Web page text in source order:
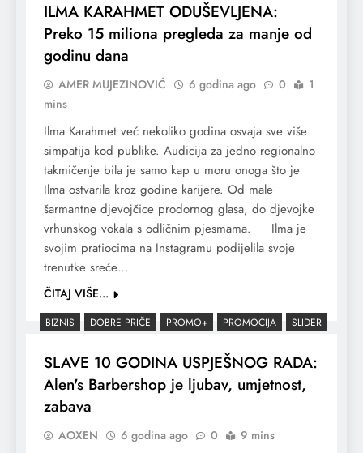
ILMA KARAHMET ODUŠEVLJENA:
Preko 15 miliona pregleda za manje od
godinu dana
AMER MUJEZINOVIĆ 6 godina ago 0
1
mins
Ilma Karahmet već nekoliko godina osvaja sve više
simpatija kod publike. Audicija za jedno regionalno
takmičenje bila je samo kap u moru onoga što je
Ilma ostvarila kroz godine karijere. Od male
šarmantne djevojčice prodornog glasa, do djevojke
vrhunskog vokala s odličnim pjesmama. Ilma je
svojim pratiocima na Instagramu podijelila svoje
trenutke sreće…
ČITAJ VIŠE...
BIZNIS DOBRE PRIČE PROMO+ PROMOCIJA SLIDER
SLAVE 10 GODINA USPJEŠNOG RADA:
Alen's Barbershop je ljubav, umjetnost,
zabava
AOXEN 6 godina ago 0 9 mins